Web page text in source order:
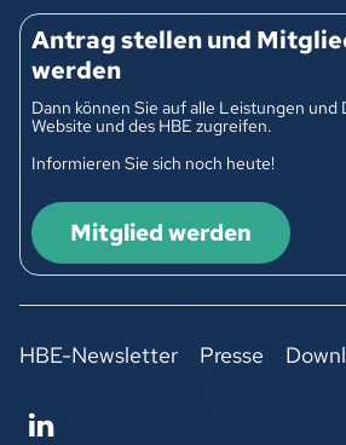
Antrag stellen und
werden
Dann können Sie auf alle Leistungen und
Website und des HBE zugreifen.
Informieren Sie sich noch heute!
Mitglied werden
HBE-Newsletter Presse